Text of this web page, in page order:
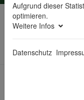
Sie sind hier:
Weihnachtskollektion
Übersicht
Aufgrund dieser
optimieren.
Weitere Infos
Datenschutz